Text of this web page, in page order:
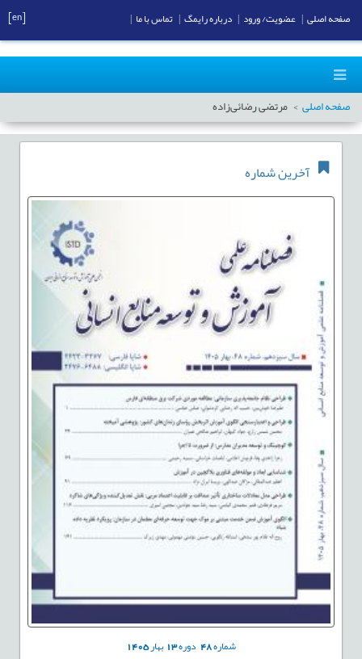
صفحه اصلی مرتضی رضائی‌زاده
آخرین شماره
شماره48 دوره13بهار1405
صفحه اصلی عضویت/ ورود درباره رایمگ تماس با ما